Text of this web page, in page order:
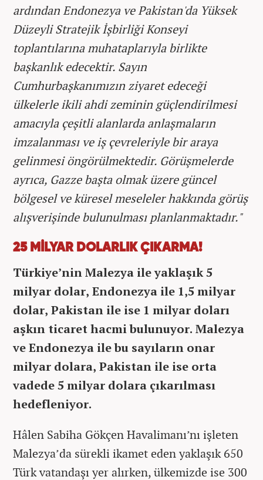
ardından Endonezya ve Pakistan'da Yüksek
Düzeyli Stratejik İşbirliği Konseyi
toplantılarına muhataplarıyla birlikte
başkanlık edecektir. Sayın
Cumhurbaşkanımızın ziyaret edeceği
ülkelerle ikili ahdi zeminin güçlendirilmesi
amacıyla çeşitli alanlarda anlaşmaların
imzalanması ve iş çevreleriyle bir araya
gelinmesi öngörülmektedir. Görüşmelerde
ayrıca, Gazze başta olmak üzere güncel
bölgesel ve küresel meseleler hakkında görüş
alışverişinde bulunulması planlanmaktadır."
25 MİLYAR DOLARLIK ÇIKARMA!
Türkiye’nin Malezya ile yaklaşık 5
milyar dolar, Endonezya ile 1,5 milyar
dolar, Pakistan ile ise 1 milyar doları
aşkın ticaret hacmi bulunuyor. Malezya
ve Endonezya ile bu sayıların onar
milyar dolara, Pakistan ile ise orta
vadede 5 milyar dolara çıkarılması
hedefleniyor.
Hâlen Sabiha Gökçen Havalimanı’nı işleten
Malezya’da sürekli ikamet eden yaklaşık 650
Türk vatandaşı yer alırken, ülkemizde ise 300